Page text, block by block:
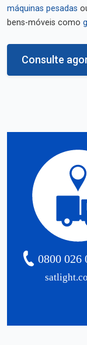
máquinas pesadas
bens-móveis como
Consulte
0800 026